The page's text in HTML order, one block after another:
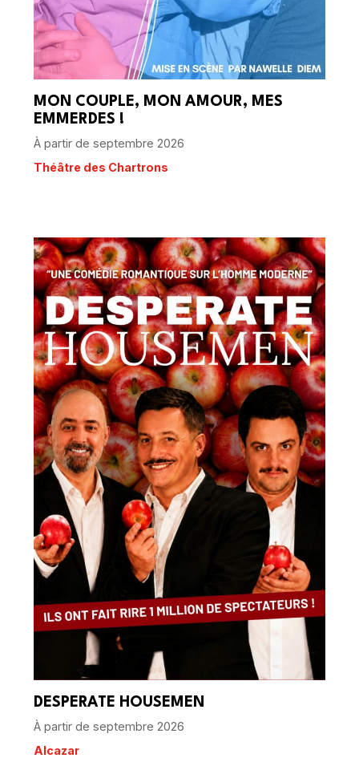
MON COUPLE, MON AMOUR, MES
EMMERDES !
À partir de septembre 2026
Théâtre des Chartrons
DESPERATE HOUSEMEN
À partir de septembre 2026
Alcazar